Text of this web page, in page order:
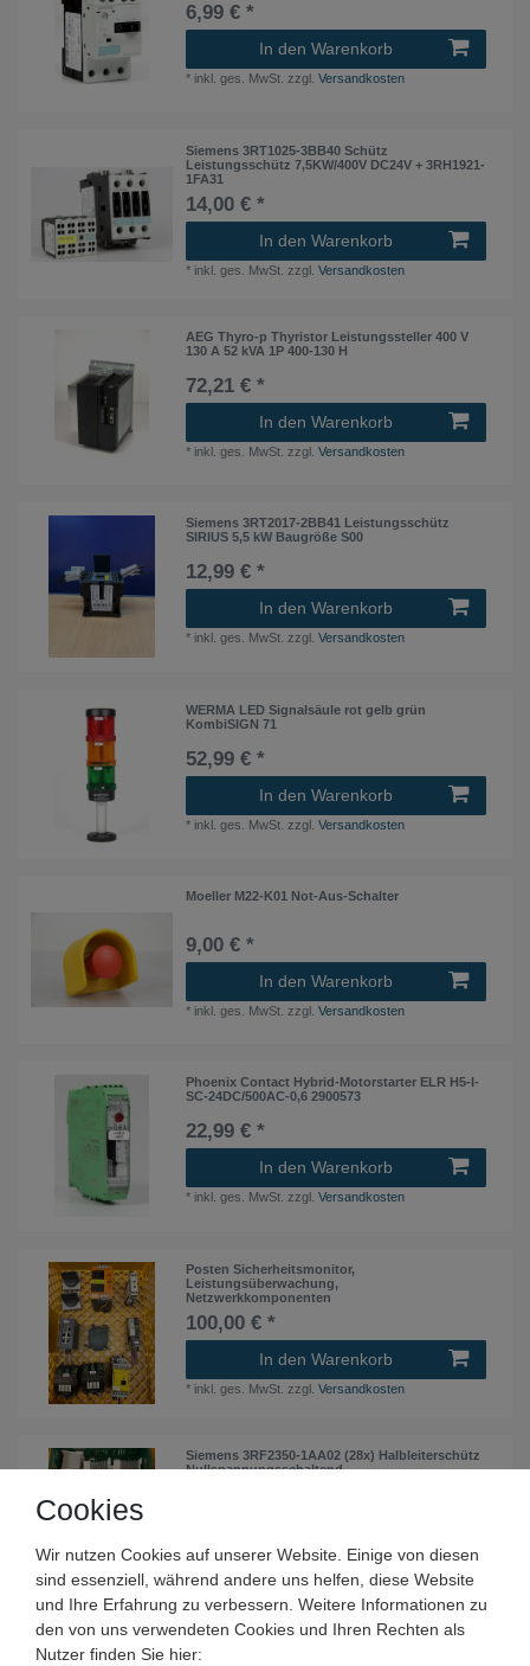
6,99 € *
In den Warenkorb
* inkl. ges. MwSt. zzgl.Versandkosten
Siemens 3RT1025-3BB40 Schütz
Leistungsschütz 7,5KW/400V DC24V + 3RH1921-
1FA31
14,00 € *
In den Warenkorb
* inkl. ges. MwSt. zzgl.Versandkosten
AEG Thyro-p Thyristor Leistungssteller 400 V
130 A 52 kVA 1P 400-130 H
72,21 € *
In den Warenkorb
* inkl. ges. MwSt. zzgl.Versandkosten
Siemens 3RT2017-2BB41 Leistungsschütz
SIRIUS 5,5 kW Baugröße S00
12,99 € *
In den Warenkorb
* inkl. ges. MwSt. zzgl.Versandkosten
WERMA LED Signalsäule rot gelb grün
KombiSIGN 71
52,99 € *
In den Warenkorb
* inkl. ges. MwSt. zzgl.Versandkosten
Moeller M22-K01 Not-Aus-Schalter
9,00 € *
In den Warenkorb
* inkl. ges. MwSt. zzgl.Versandkosten
Phoenix Contact Hybrid-Motorstarter ELR H5-I-
SC-24DC/500AC-0,6 2900573
22,99 € *
In den Warenkorb
* inkl. ges. MwSt. zzgl.Versandkosten
Posten Sicherheitsmonitor,
Leistungsüberwachung,
Netzwerkkomponenten
100,00 € *
In den Warenkorb
* inkl. ges. MwSt. zzgl.Versandkosten
Siemens 3RF2350-1AA02 (28x) Halbleiterschütz
Nullspannungsschaltend
Schütze Schalter
Cookies
Wir nutzen Cookies auf unserer Website. Einige von diesen
sind essenziell, während andere uns helfen, diese Website
und Ihre Erfahrung zu verbessern. Weitere Informationen zu
den von uns verwendeten Cookies und Ihren Rechten als
Nutzer finden Sie hier: